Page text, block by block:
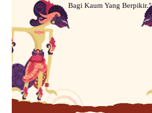
Bagi Kaum Yang Berpikir."